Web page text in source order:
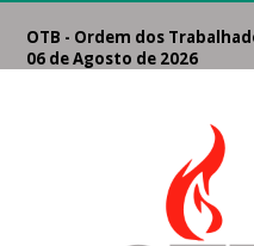
OTB - Ordem dos
06 de Agosto de 2026